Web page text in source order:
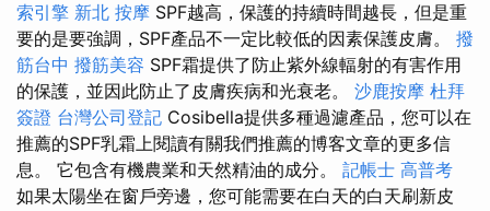
索引擎 新北 按摩 SPF越高，保護的持續時間越長，但是重
要的是要強調，SPF產品不一定比較低的因素保護皮膚。 撥
筋台中 撥筋美容 SPF霜提供了防止紫外線輻射的有害作用
的保護，並因此防止了皮膚疾病和光衰老。 沙鹿按摩 杜拜
簽證 台灣公司登記 Cosibella提供多種過濾產品，您可以在
推薦的SPF乳霜上閱讀有關我們推薦的博客文章的更多信
息。 它包含有機農業和天然精油的成分。 記帳士 高普考
如果太陽坐在窗戶旁邊，您可能需要在白天的白天刷新皮